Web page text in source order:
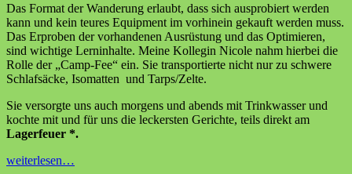
Das Format der Wanderung erlaubt, dass sich ausprobiert werden
kann und kein teures Equipment im vorhinein gekauft werden muss.
Das Erproben der vorhandenen Ausrüstung und das Optimieren,
sind wichtige Lerninhalte. Meine Kollegin Nicole nahm hierbei die
Rolle der „Camp-Fee“ ein. Sie transportierte nicht nur zu schwere
Schlafsäcke, Isomatten und Tarps/Zelte.
Sie versorgte uns auch morgens und abends mit Trinkwasser und
kochte mit und für uns die leckersten Gerichte, teils direkt am
Lagerfeuer *.
weiterlesen…